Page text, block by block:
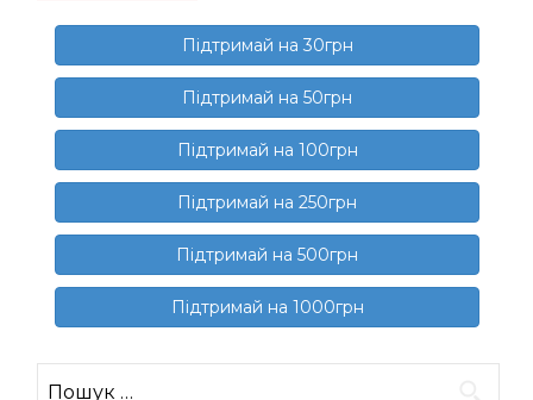
Підтримай на 30грн
Підтримай на 50грн
Підтримай на 100грн
Підтримай на 250грн
Підтримай на 500грн
Підтримай на 1000грн